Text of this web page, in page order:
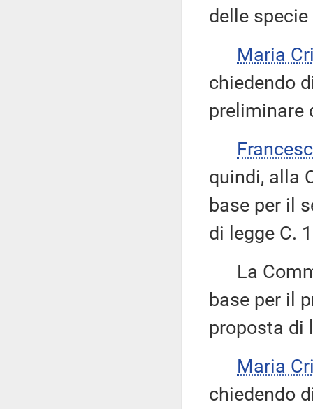
delle
Maria
chiedendo
preliminare
quindi, alla
base per il
di legge C.
La
base per il
proposta di
Maria
chiedendo